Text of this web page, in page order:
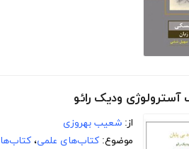
آسترولوژی ودیک رائو
از: شعیب بهروزی
موضوع: کتاب‌های علمی،